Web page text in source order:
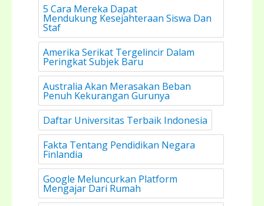
5 Cara Mereka Dapat
Mendukung Kesejahteraan Siswa Dan
Staf
Amerika Serikat Tergelincir Dalam
Peringkat Subjek Baru
Australia Akan Merasakan Beban
Penuh Kekurangan Gurunya
Daftar Universitas Terbaik Indonesia
Fakta Tentang Pendidikan Negara
Finlandia
Google Meluncurkan Platform
Mengajar Dari Rumah